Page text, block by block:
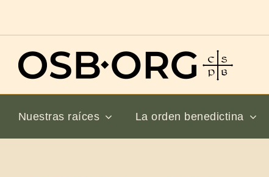
Nuestras raíces La orden benedictina